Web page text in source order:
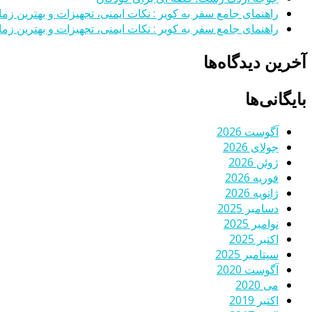
راهنمای جامع سفر به کویر : نکات ایمنی، تجهیزات و بهترین
راهنمای جامع سفر به کویر : نکات ایمنی، تجهیزات و بهترین
آخرین دیدگاه‌ها
بایگانی‌ها
آگوست 2026
جولای 2026
ژوئن 2026
فوریه 2026
ژانویه 2026
دسامبر 2025
نوامبر 2025
اکتبر 2025
سپتامبر 2025
آگوست 2020
می 2020
اکتبر 2019